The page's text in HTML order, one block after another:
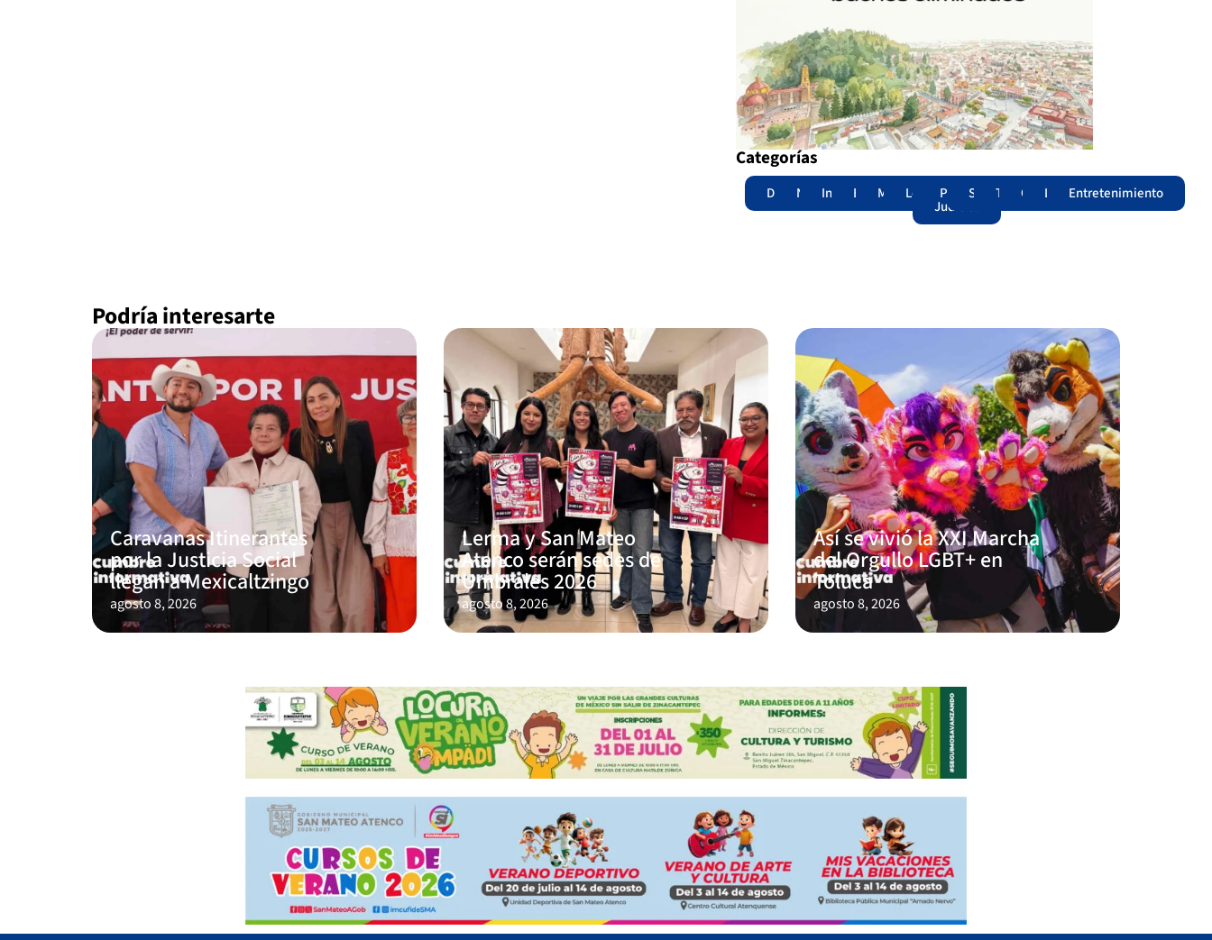
Categorías
Destacadas
NacionalInternacional
EdomexMunicipiosLegislatura
Poder
Judicial
SeguridadTrámites
OpiniónLomitosEntretenimiento
Podría interesarte
Caravanas Itinerantes
por la Justicia Social
llegan a Mexicaltzingo
agosto 8, 2026
Lerma y San Mateo
Atenco serán sedes de
Umbrales 2026
agosto 8, 2026
Así se vivió la XXI Marcha
del Orgullo LGBT+ en
Toluca
agosto 8, 2026